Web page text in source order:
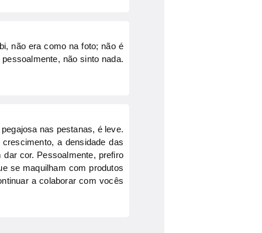
não era como na foto; não é
não sinto nada.
nas pestanas, é leve.
a densidade das
cor. Pessoalmente, prefiro
se maquilham com produtos
a colaborar com vocês